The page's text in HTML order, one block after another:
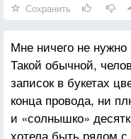
продолжаю
болит ведь,
сижу на
закричу от пыток
помощью?
но тебе она ни к
чувств полный
Сохранить
Мне ничего не
Такой обычной,
записок в букетах
конца провода, ни
и «солнышко»
хотела быть рядом с